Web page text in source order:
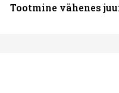
Tootmine vähenes